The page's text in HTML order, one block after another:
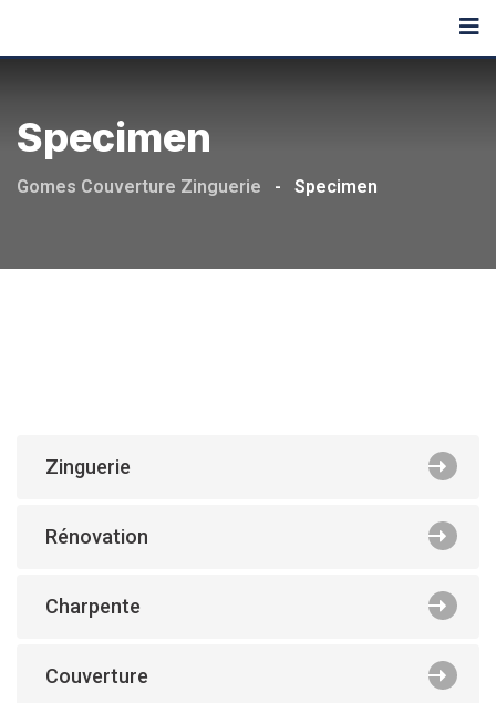
Specimen
Gomes Couverture Zinguerie - Specimen
Zinguerie
Rénovation
Charpente
Couverture